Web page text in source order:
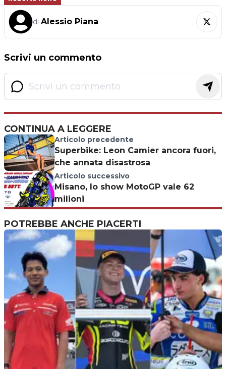
di Alessio Piana
Scrivi un commento
CONTINUA A LEGGERE
Articolo precedente
Superbike: Leon Camier ancora fuori,
che annata disastrosa
Articolo successivo
Misano, lo show MotoGP vale 62
milioni
POTREBBE ANCHE PIACERTI